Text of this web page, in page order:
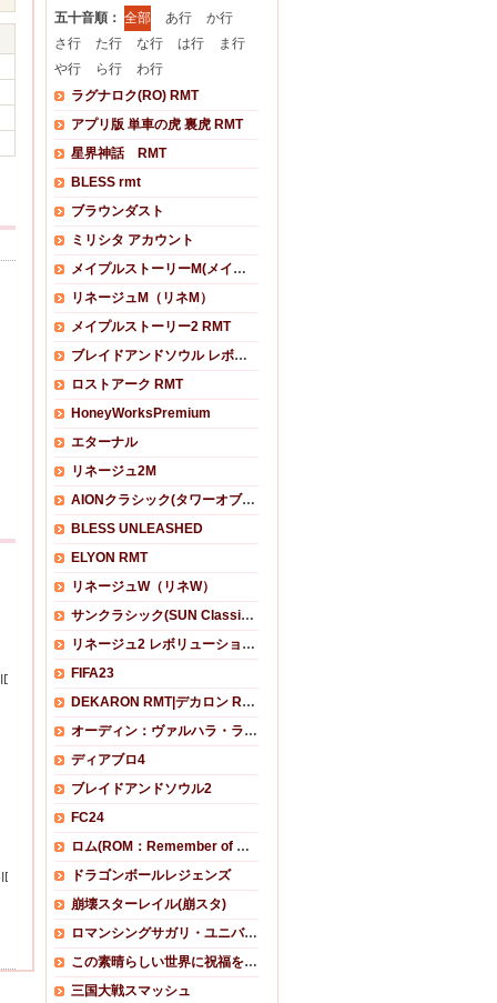
) クレソロでボス撃破 1/2
五十音順： 全部 あ行
か行
さ行
た行 な行 は行
ま行
や行
ら行
わ行
ラグナロク(RO) RMT
アプリ版 単車の虎 裏虎 RMT
星界神話 RMT
BLESS rmt
ブラウンダスト
ミリシタ アカウント
メイプルストーリーM(メイプルM)
リネージュM（リネM）
メイプルストーリー2 RMT
ブレイドアンドソウル レボリューション
ロストアーク RMT
HoneyWorksPremium
エターナル
リネージュ2M
AIONクラシック(タワーオブアイオンクラシック)
BLESS UNLEASHED
ELYON RMT
リネージュW（リネW）
サンクラシック(SUN Classic) RMT
リネージュ2 レボリューション RMT
FIFA23
DEKARON RMT|デカロン RMT
オーディン：ヴァルハラ・ライジング RMT
ディアブロ4
ブレイドアンドソウル2
FC24
ロム(ROM：Remember of Majesty)
ドラゴンボールレジェンズ
崩壊スターレイル(崩スタ)
ロマンシングサガリ・ユニバース
この素晴らしい世界に祝福を！ファンタスティックデイズ(このファン)
三国大戦スマッシュ